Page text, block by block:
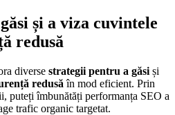
și a viza cuvintele
redusă
diverse strategii pentru a găsi și
redusă în mod eficient. Prin
puteți îmbunătăți performanța SEO a
trafic organic targetat.